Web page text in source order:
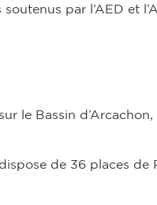
par l’AED et
le Bassin
de 36 places de